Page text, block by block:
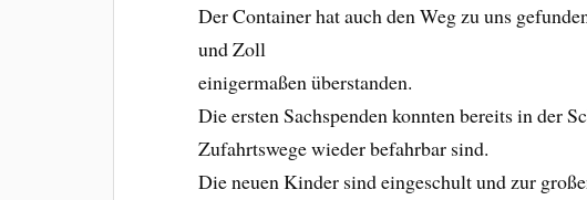
Der Container hat auch den Weg zu uns
und Zoll
einigermaßen überstanden.
Die ersten Sachspenden konnten bereits in der
Zufahrtswege wieder befahrbar sind.
Die neuen Kinder sind eingeschult und zur